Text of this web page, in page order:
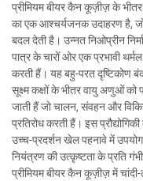
प्रीमियम बीयर कैन कूज़ीज़ के
का एक आश्चर्यजनक उदाहरण है, जो
बदल देती है। उन्नत निओप्रीन
पात्र के चारों ओर एक प्रभावी
करती हैं। यह बहु-परत दृष्टिकोण
सूक्ष्म कक्षों के भीतर वायु अणुओं
जाती हैं जो चालन, संवहन और
प्रतिरोध करती हैं। इस
उच्च-प्रदर्शन खेल पहनावे में उपयोग
नियंत्रण की उत्कृष्टता के प्रति
प्रीमियम बीयर कैन कूज़ीज़ में